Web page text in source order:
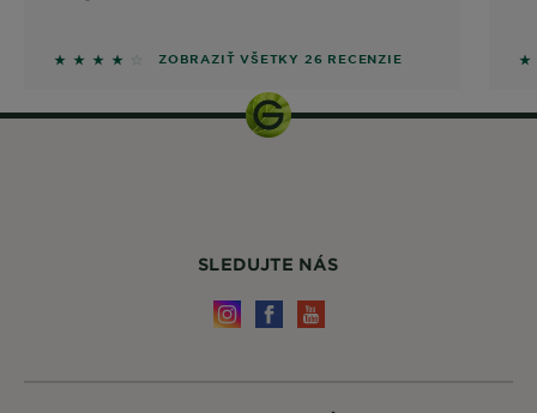
4 out of 5 stars based on reviews
ZOBRAZIŤ VŠETKY 26 RECENZIE 3
SLEDUJTE NÁS